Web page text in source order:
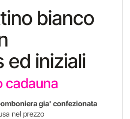
bianco
ed iniziali
cadauna
gia' confezionata
nel prezzo